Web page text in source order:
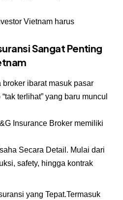
Vietnam harus
Sangat Penting
ibarat masuk pasar
terlihat” yang baru muncul
Insurance Broker memiliki
Secara Detail. Mulai dari
safety, hingga kontrak
yang Tepat.Termasuk